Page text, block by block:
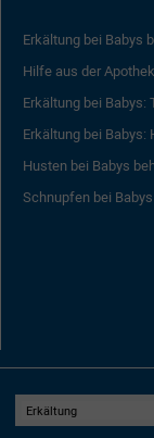
Erkältung bei Babys
Hilfe aus der
Erkältung bei Babys:
Erkältung bei Babys:
Husten bei Babys
Schnupfen bei